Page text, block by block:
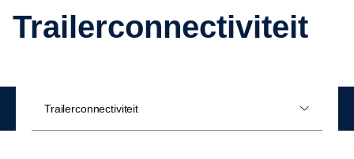
Trailerconnectiviteit
Trailerconnectiviteit